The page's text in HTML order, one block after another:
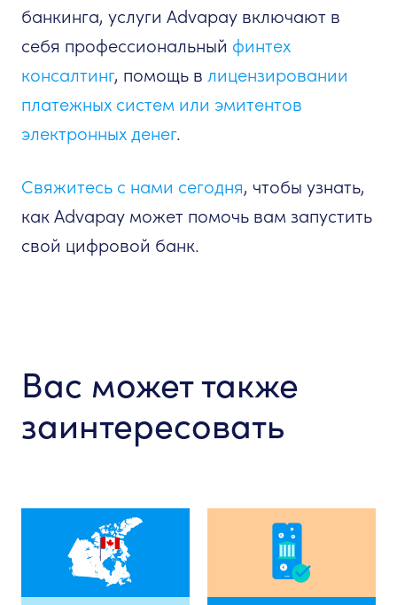
банкинга, услуги Advapay включают в
себя профессиональный финтех
консалтинг, помощь в лицензировании
платежных систем или эмитентов
электронных денег.
Свяжитесь с нами сегодня, чтобы узнать,
как Advapay может помочь вам запустить
свой цифровой банк.
Вас может также
заинтересовать